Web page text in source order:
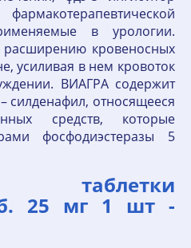
в урологии.
расширению кровеносных
усиливая в нем кровоток
ВИАГРА содержит
силденафил, относящееся
средств, которые
фосфодиэстеразы 5
25 мг 1 шт -